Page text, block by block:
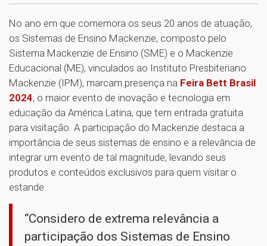
No ano em que comemora os seus 20 anos de atuação,
os Sistemas de Ensino Mackenzie, composto pelo
Sistema Mackenzie de Ensino (SME) e o Mackenzie
Educacional (ME), vinculados ao Instituto Presbiteriano
Mackenzie (IPM), marcam presença na Feira Bett Brasil
2024, o maior evento de inovação e tecnologia em
educação da América Latina, que tem entrada gratuita
para visitação. A participação do Mackenzie destaca a
importância de seus sistemas de ensino e a relevância de
integrar um evento de tal magnitude, levando seus
produtos e conteúdos exclusivos para quem visitar o
estande.
“Considero de extrema relevância a
participação dos Sistemas de Ensino